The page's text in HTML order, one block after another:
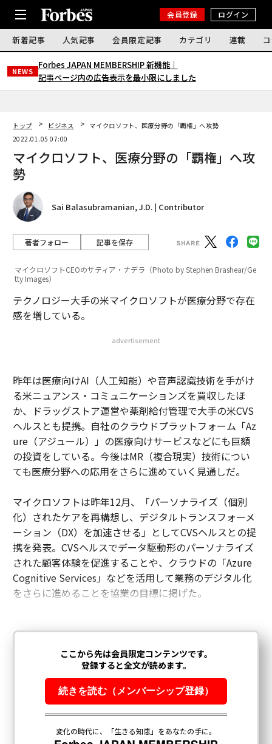
会員登録 ログイン
新着記事 人気記事 会員限定記事 カテゴリ 連載
NEWS
Forbes JAPAN MEMBERSHIP 新機能｜
記事ページ内の広告表示を最小限にしました
トップ ビジネス
マイクロソフト、医療分野の「覇権」へ攻勢
2022.01.05 07:00
マイクロソフト、医療分野の「覇権」へ攻
勢
Sai Balasubramanian, J.D. | Contributor
著者フォロー 記事を保存
マイクロソフトCEOのサティア・ナデラ（Photo by Stephen Brashear/Ge
tty Images）
テクノロジー大手の米マイクロソフトが医療分野で存在
感を増している。
advertisement
昨年は医療向けAI（人工知能）や音声認識技術を手がけ
る米ニュアンス・コミュニケーションズを買収したほ
か、ドラッグストア運営や薬剤給付管理で大手の米CVS
ヘルスとも提携。自社のクラウドプラットフォーム「Az
ure（アジュール）」の医療向けサービスなどにも巨額
の投資をしている。今後はMR（複合現実）技術につい
ても医療分野への応用をさらに進めていく見通しだ。
マイクロソフトは昨年12月、「パーソナライズ（個別
化）されたケアを再構想し、デジタルトランスフォーメ
ーション（DX）を加速させる」としてCVSヘルスとの提
携を発表。CVSヘルスでデータ駆動形のパーソナライズ
された顧客体験を促進することや、クラウドの「Azure
Cognitive Services」などを活用して業務のデジタル化
をさらに進めることを協業の目標に掲げた。